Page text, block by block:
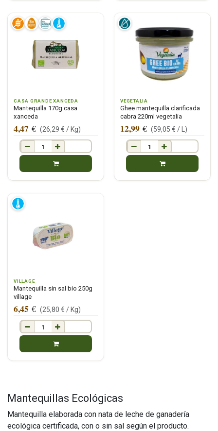
CASA GRANDE XANCEDA
Mantequilla 170g casa
xanceda
4,47 € (26,29 € / Kg)
VEGETALIA
Ghee mantequilla clarificada
cabra 220ml vegetalia
12,99 € (59,05 € / )
VILLAGE
Mantequilla sin sal bio 250g
village
6,45 € (25,80 € / Kg)
Mantequillas Ecológicas
Mantequilla elaborada con nata de leche de ganadería
ecológica certificada, con o sin sal según el producto.